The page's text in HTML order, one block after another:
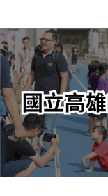
轉
至
主
內
容